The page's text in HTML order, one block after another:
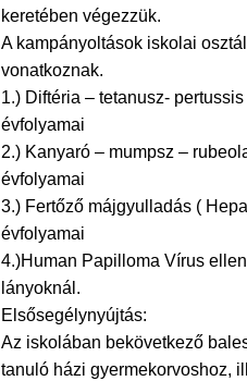
keretében végezzük.
A kampányoltások iskolai
vonatkoznak.
1.) Diftéria – tetanusz-
évfolyamai
2.) Kanyaró – mumpsz –
évfolyamai
3.) Fertőző májgyulladás (
évfolyamai
4.)Human Papilloma Vírus
lányoknál.
Elsősegélynyújtás:
Az iskolában bekövetkező
tanuló házi gyermekorvoshoz,